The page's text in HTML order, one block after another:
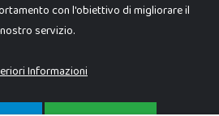
Giocabene Srl. Ogni riproduzione o utilizzo non
potrebbero differire da quanto esposto in
- C.S. 10.000 i.v.
con l'obiettivo di migliorare il
nostro servizio.
Informazioni